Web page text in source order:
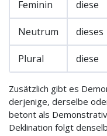
Feminin diese
Neutrum dieses
Plural diese
Zusätzlich gibt es
derjenige, derselbe
betont als
Deklination folgt